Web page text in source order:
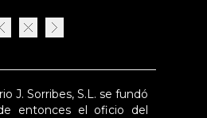
J. Sorribes, S.L. se fundó
entonces el oficio del